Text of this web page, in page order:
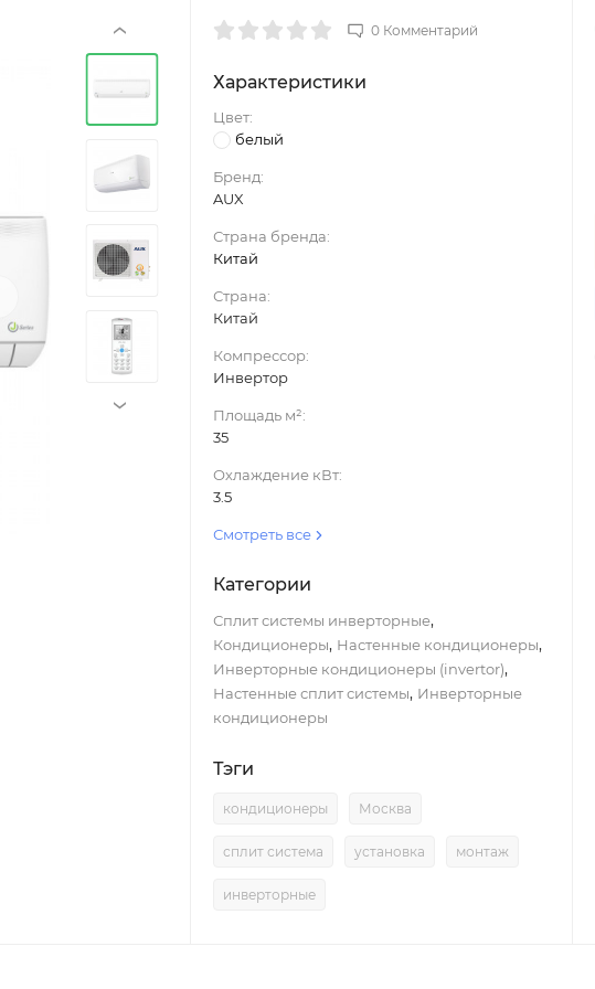
‹
›
0 Комментарий
Характеристики
Цвет:
белый
Бренд:
AUX
Страна бренда:
Китай
Страна:
Китай
Компрессор:
Инвертор
Площадь м²:
35
Охлаждение кВт:
3.5
Смотреть все
Категории
Сплит системы инверторные,
Кондиционеры, Настенные кондиционеры,
Инверторные кондиционеры (invertor),
Настенные сплит системы, Инверторные
кондиционеры
Тэги
кондиционеры Москва
сплит система установка монтаж
инверторные